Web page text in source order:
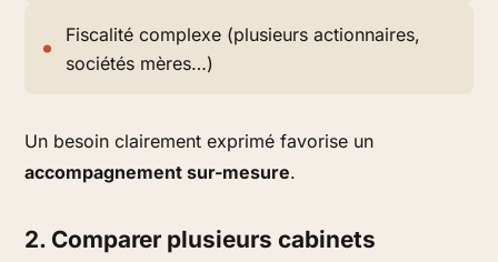
Fiscalité complexe (plusieurs actionnaires,
sociétés mères…)
Un besoin clairement exprimé favorise un
accompagnement sur-mesure.
2. Comparer plusieurs cabinets